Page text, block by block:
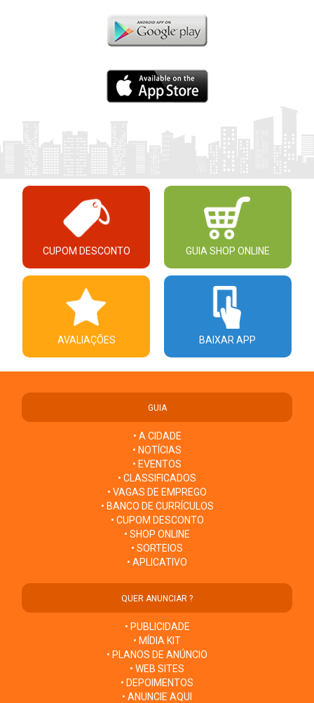
CUPOM DESCONTO GUIA SHOP ONLINE
AVALIAÇÕES BAIXAR APP
GUIA
• A CIDADE
• NOTÍCIAS
• EVENTOS
• CLASSIFICADOS
• VAGAS DE EMPREGO
• BANCO DE CURRÍCULOS
• CUPOM DESCONTO
• SHOP ONLINE
• SORTEIOS
• APLICATIVO
QUER ANUNCIAR ?
• PUBLICIDADE
• MÍDIA KIT
• PLANOS DE ANÚNCIO
• WEB SITES
• DEPOIMENTOS
• ANUNCIE AQUI